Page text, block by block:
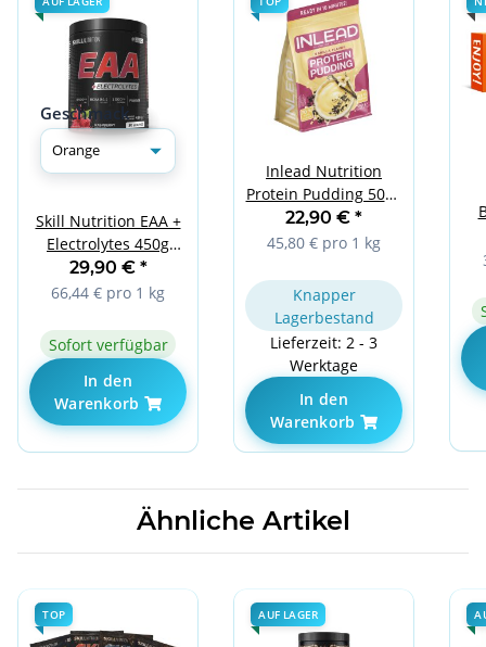
Geschmack
Skill Nutrition EAA +
Electrolytes 450g
Orange
29,90 € *
66,44 € pro 1 kg
Sofort verfügbar
In den
Warenkorb
Inlead Nutrition
Protein Pudding 500g
Vanilla
22,90 € *
45,80 € pro 1 kg
Knapper
Lagerbestand
Lieferzeit: 2 - 3
Werktage
In den
Warenkorb
Ähnliche Artikel
TOP AUF LAGER